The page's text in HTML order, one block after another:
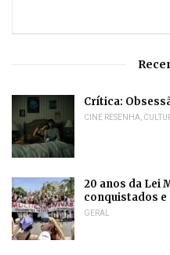
Crítica:
CINE RESENHA,
20 anos da Lei
conquistados
GERAL